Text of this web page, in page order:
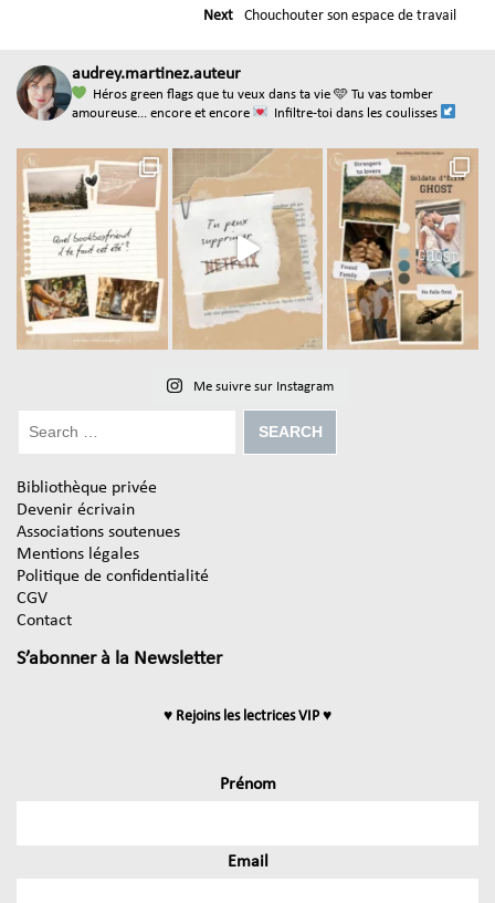
Next Chouchouter son espace de travail
audrey.martinez.auteur
Héros green flags que tu veux dans ta vie 🩵 Tu vas tomber
amoureuse... encore et encore
Infiltre-toi dans les coulisses
Me suivre sur Instagram
Bibliothèque privée
Devenir écrivain
Associations soutenues
Mentions légales
Politique de confidentialité
CGV
Contact
S’abonner à la Newsletter
♥ Rejoins les lectrices VIP ♥
Prénom
Email